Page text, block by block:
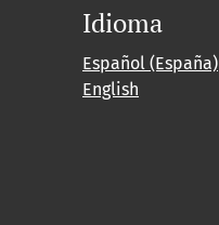
Idioma
Español (España)
English